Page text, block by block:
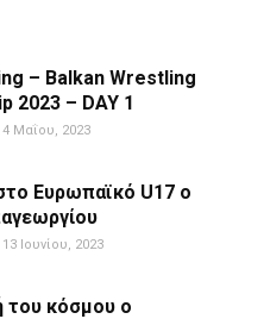
– Balkan Wrestling
2023 – DAY 1
4 Μαΐου, 2023
Ευρωπαϊκό U17 ο
13 Ιουνίου, 2023
του κόσμου ο